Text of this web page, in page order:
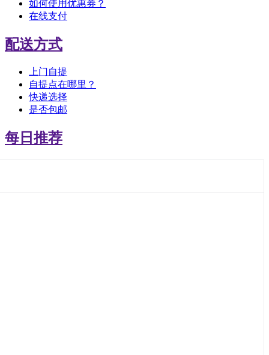
如何使用优惠券？
在线支付
配送方式
上门自提
自提点在哪里？
快递选择
是否包邮
每日推荐